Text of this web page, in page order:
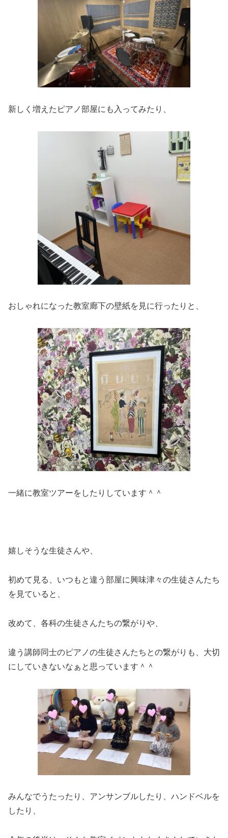
新しく増えたピアノ部屋にも入ってみたり、
おしゃれになった教室廊下の壁紙を見に行ったりと、
一緒に教室ツアーをしたりしています＾＾
嬉しそうな生徒さんや、
初めて見る、いつもと違う部屋に興味津々の生徒さんたち
を見ていると、
改めて、各科の生徒さんたちの繋がりや、
違う講師同士のピアノの生徒さんたちとの繋がりも、大切
にしていきないなぁと思っています＾＾
みんなでうたったり、アンサンブルしたり、ハンドベルを
したり、